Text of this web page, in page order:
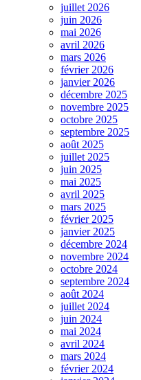
juillet 2026
juin 2026
mai 2026
avril 2026
mars 2026
février 2026
janvier 2026
décembre 2025
novembre 2025
octobre 2025
septembre 2025
août 2025
juillet 2025
juin 2025
mai 2025
avril 2025
mars 2025
février 2025
janvier 2025
décembre 2024
novembre 2024
octobre 2024
septembre 2024
août 2024
juillet 2024
juin 2024
mai 2024
avril 2024
mars 2024
février 2024